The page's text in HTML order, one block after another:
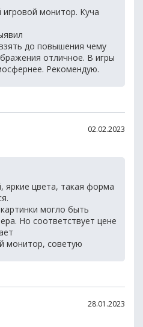
монитор. Куча
до повышения чему
отличное. В игры
Рекомендую.
02.02.2023
яркие цвета, такая форма
могло быть
Но соответствует цене
монитор, советую
28.01.2023